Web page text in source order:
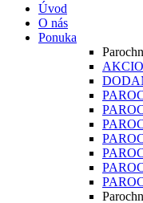
Úvod
O nás
Ponuka